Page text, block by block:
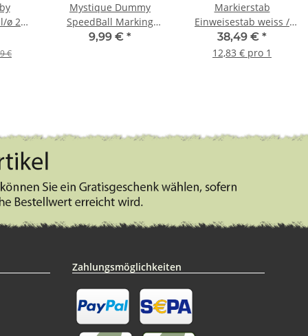
ø 24
€
Mystique Dummy
SpeedBall Marking
150g weiß / grün
9,99 € *
Markierstab
Einweisestab weiss /
schwarz im Set 3 Stück
38,49 € *
12,83 € pro 1
Zahlungsmöglichkeiten